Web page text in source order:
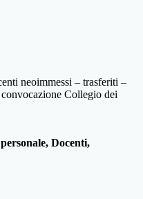
neoimmessi – trasferiti –
Collegio dei
Docenti,